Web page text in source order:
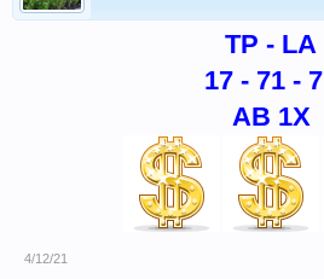
TP - LA
17 - 71 -
AB 1X
4/12/21